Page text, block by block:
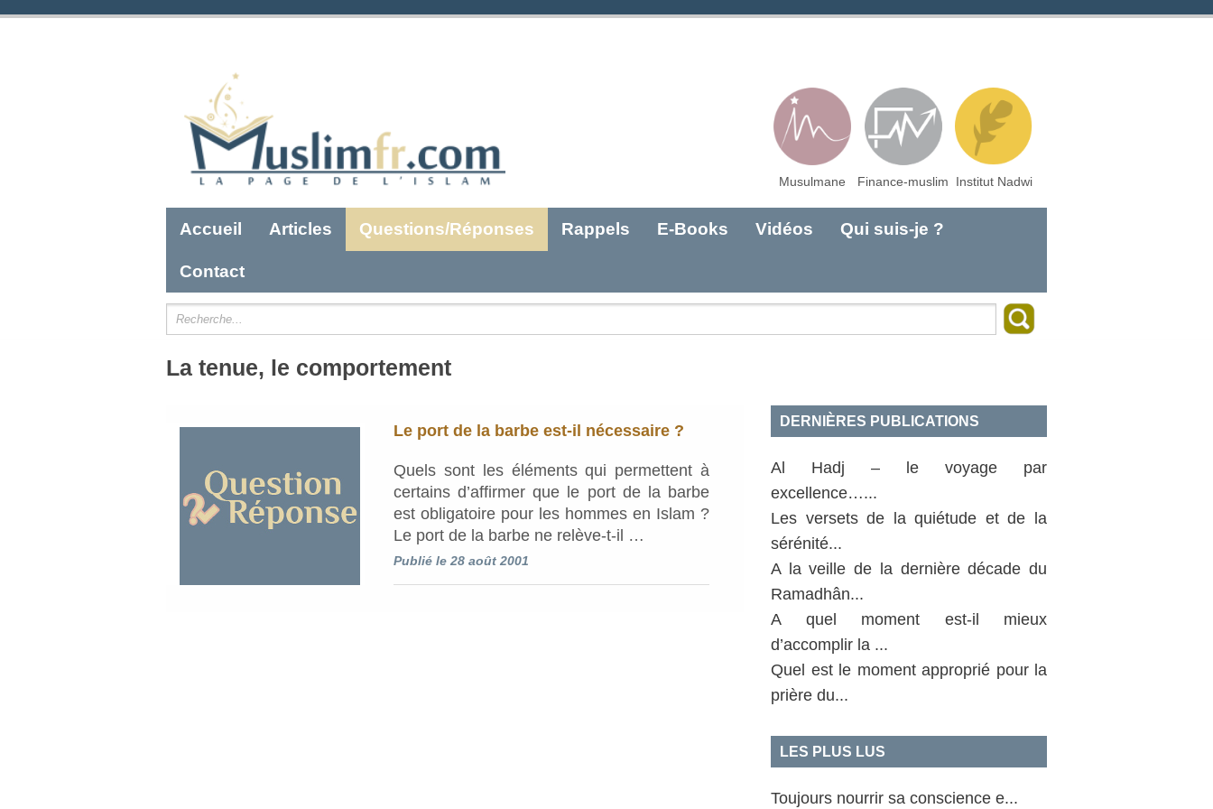
Musulmane Finance-muslim Institut Nadwi
Accueil Articles Questions/Réponses Rappels E-Books Vidéos Qui suis-je ?
Contact
La tenue, le comportement
Le port de la barbe est-il nécessaire ?
Quels sont les éléments qui permettent à
certains d’affirmer que le port de la barbe
est obligatoire pour les hommes en Islam ?
Le port de la barbe ne relève-t-il …
Publié le 28 août 2001
DERNIÈRES PUBLICATIONS
Al Hadj – le voyage par
excellence…...
Les versets de la quiétude et de la
sérénité...
A la veille de la dernière décade du
Ramadhân...
A quel moment est-il mieux
d’accomplir la ...
Quel est le moment approprié pour la
prière du...
LES PLUS LUS
Toujours nourrir sa conscience e...